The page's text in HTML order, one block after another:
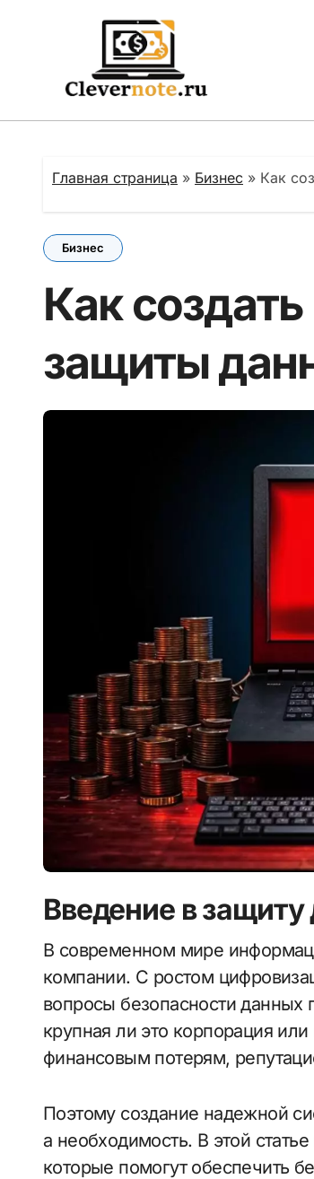
Главная страница » Бизнес » Как
Бизнес
Как
защиты
Введение в
В современном мире информация стала одним из самых ценных активов для любой
компании. С ростом
вопросы безопасности
крупная ли это корпорация
финансовым потерям,
Поэтому создание надежной
а необходимость. В этой
которые помогут обеспечить